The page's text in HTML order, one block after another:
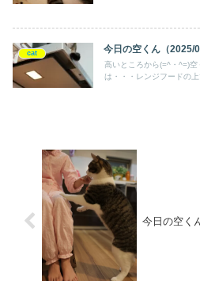
cat 今日の空くん（2025/
高いところから(=^・^=)空
は・・・レンジフードの上
今日の空く